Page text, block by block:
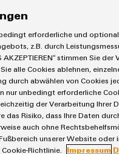
26 32758
erforderliche und
z.B. durch
AKZEPTIEREN“ stimmen Sie
Sie alle Cookies ablehnen,
durch abwählen von Cookies
nur unbedingt erforderliche
der Verarbeitung Ihrer
das Risiko, dass Ihre Daten
auch ohne
unserer Website oder
Richtlinie.
Impressum